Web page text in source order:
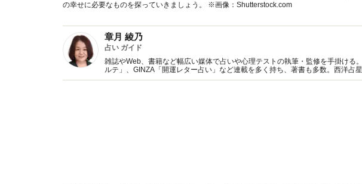
の幸せに必要なものを探っていきましょう。 ※画像：Shutterstock.com
章月 綾乃
占い ガイド
雑誌やWeb、書籍など幅広い媒体で占いや心理テストの執筆・監修を手掛ける
ルテ」、GINZA「開運レター占い」など連載を多く持ち、著書も多数。西洋占
い、しぐさや言葉グセの研究など守備範囲は広め。